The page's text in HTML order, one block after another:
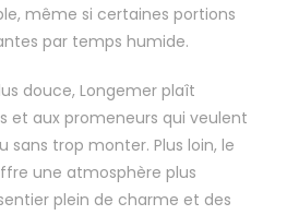
même si certaines portions
par temps humide.
douce, Longemer plaît
et aux promeneurs qui veulent
sans trop monter. Plus loin, le
une atmosphère plus
plein de charme et des